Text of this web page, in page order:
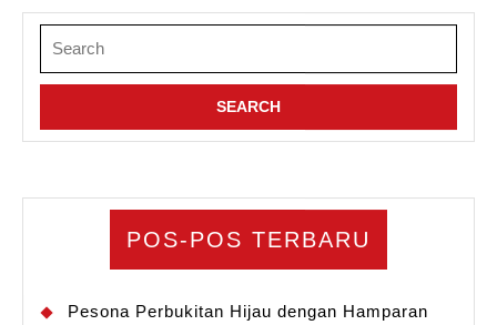
for:
POS-POS TERBARU
Pesona Perbukitan Hijau dengan Hamparan